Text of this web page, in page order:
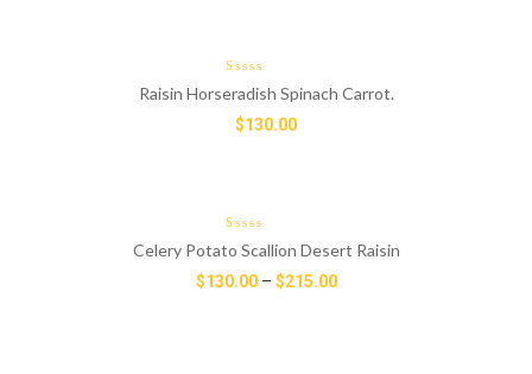
Raisin Horseradish Spinach Carrot.
$130.00
Celery Potato Scallion Desert Raisin
$130.00– $215.00